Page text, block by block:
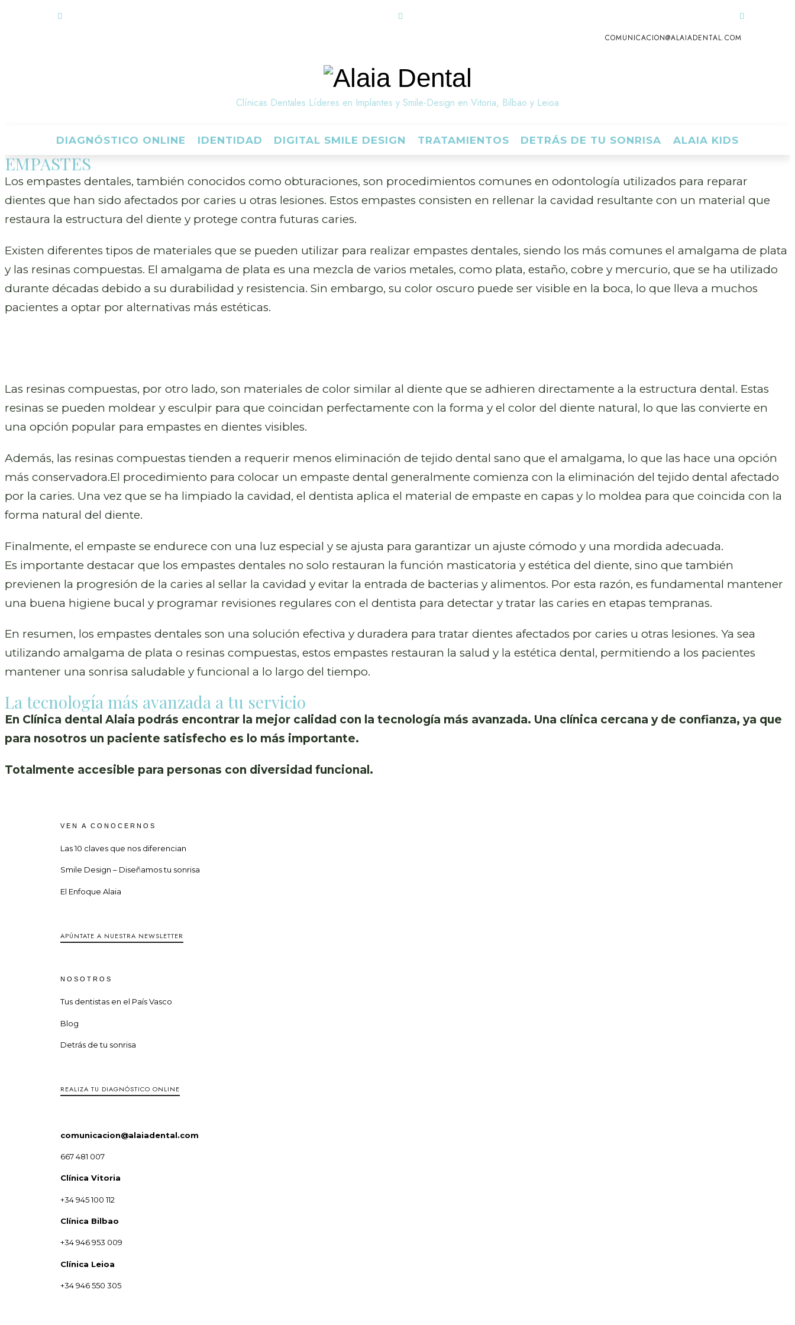
COMUNICACION@ALAIADENTAL.COM
Alaia
Dental
Clínicas Dentales Líderes en Implantes y Smile-Design en Vitoria, Bilbao y Leioa
DIAGNÓSTICO ONLINE IDENTIDAD DIGITAL SMILE DESIGN TRATAMIENTOS DETRÁS DE TU SONRISA ALAIA KIDS
EMPASTES
Los empastes dentales, también conocidos como obturaciones, son procedimientos comunes en odontología utilizados para reparar
dientes que han sido afectados por caries u otras lesiones. Estos empastes consisten en rellenar la cavidad resultante con un material que
restaura la estructura del diente y protege contra futuras caries.
Existen diferentes tipos de materiales que se pueden utilizar para realizar empastes dentales, siendo los más comunes el amalgama de plata
y las resinas compuestas. El amalgama de plata es una mezcla de varios metales, como plata, estaño, cobre y mercurio, que se ha utilizado
durante décadas debido a su durabilidad y resistencia. Sin embargo, su color oscuro puede ser visible en la boca, lo que lleva a muchos
pacientes a optar por alternativas más estéticas.
Las resinas compuestas, por otro lado, son materiales de color similar al diente que se adhieren directamente a la estructura dental. Estas
resinas se pueden moldear y esculpir para que coincidan perfectamente con la forma y el color del diente natural, lo que las convierte en
una opción popular para empastes en dientes visibles.
Además, las resinas compuestas tienden a requerir menos eliminación de tejido dental sano que el amalgama, lo que las hace una opción
más conservadora.El procedimiento para colocar un empaste dental generalmente comienza con la eliminación del tejido dental afectado
por la caries. Una vez que se ha limpiado la cavidad, el dentista aplica el material de empaste en capas y lo moldea para que coincida con la
forma natural del diente.
Finalmente, el empaste se endurece con una luz especial y se ajusta para garantizar un ajuste cómodo y una mordida adecuada.
Es importante destacar que los empastes dentales no solo restauran la función masticatoria y estética del diente, sino que también
previenen la progresión de la caries al sellar la cavidad y evitar la entrada de bacterias y alimentos. Por esta razón, es fundamental mantener
una buena higiene bucal y programar revisiones regulares con el dentista para detectar y tratar las caries en etapas tempranas.
En resumen, los empastes dentales son una solución efectiva y duradera para tratar dientes afectados por caries u otras lesiones. Ya sea
utilizando amalgama de plata o resinas compuestas, estos empastes restauran la salud y la estética dental, permitiendo a los pacientes
mantener una sonrisa saludable y funcional a lo largo del tiempo.
La tecnología más avanzada a tu servicio
En Clínica dental Alaia podrás encontrar la mejor calidad con la tecnología más avanzada. Una clínica cercana y de confianza, ya que
para nosotros un paciente satisfecho es lo más importante.
Totalmente accesible para personas con diversidad funcional.
VEN A CONOCERNOS
Las 10 claves que nos diferencian
Smile Design – Diseñamos tu sonrisa
El Enfoque Alaia
APÚNTATE A NUESTRA NEWSLETTER
NOSOTROS
Tus dentistas en el País Vasco
Blog
Detrás de tu sonrisa
REALIZA TU DIAGNÓSTICO ONLINE
comunicacion@alaiadental.com
667 481 007
Clínica Vitoria
+34 945 100 112
Clínica Bilbao
+34 946 953 009
Clínica Leioa
+34 946 550 305